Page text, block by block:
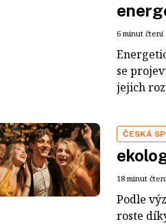
6 minut čtení
se
jejich
ČESKÁ
18 minut
Podle
roste